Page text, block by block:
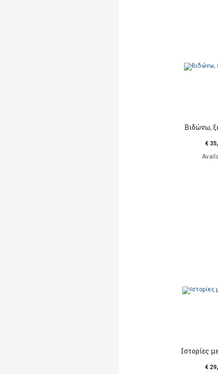
Βιδώνω,
€
Ιστορίες
€